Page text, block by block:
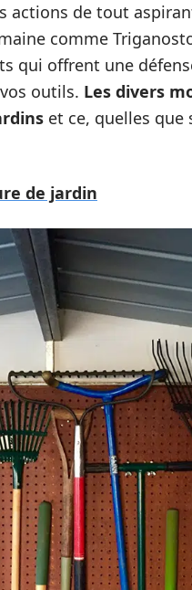
actions de tout
comme
qui offrent une
outils. Les divers
et ce, quelles que
de jardin